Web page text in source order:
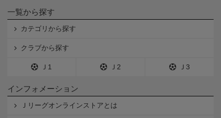
一覧から探す
カテゴリから探す
クラブから探す
Ｊ1 Ｊ2 Ｊ3
インフォメーション
Ｊリーグオンラインストアとは